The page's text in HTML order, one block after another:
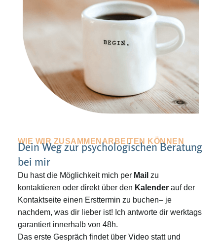
WIE WIR ZUSAMMENARBEITEN KÖNNEN
Dein Weg zur psychologischen Beratung
bei mir
Du hast die Möglichkeit mich per Mail zu
kontaktieren oder direkt über den Kalenderauf der
Kontaktseite einen Ersttermin zu buchen– je
nachdem, was dir lieber ist! Ich antworte dir werktags
garantiert innerhalb von 48h.
Das erste Gespräch findet über Video statt und